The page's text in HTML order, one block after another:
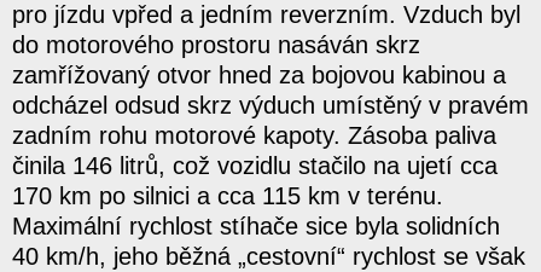
pro jízdu vpřed a jedním reverzním. Vzduch byl
do motorového prostoru nasáván skrz
zamřížovaný otvor hned za bojovou kabinou a
odcházel odsud skrz výduch umístěný v pravém
zadním rohu motorové kapoty. Zásoba paliva
činila 146 litrů, což vozidlu stačilo na ujetí cca
170 km po silnici a cca 115 km v terénu.
Maximální rychlost stíhače sice byla solidních
40 km/h, jeho běžná „cestovní“ rychlost se však